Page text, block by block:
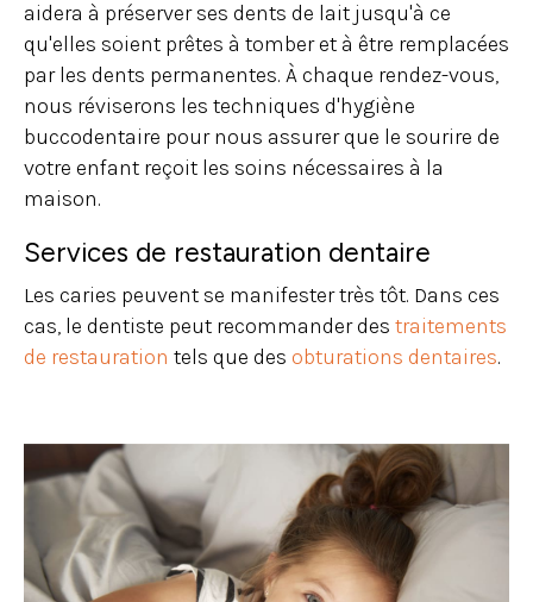
aidera à préserver ses dents de lait jusqu'à ce
qu'elles soient prêtes à tomber et à être remplacées
par les dents permanentes. À chaque rendez-vous,
nous réviserons les techniques d'hygiène
buccodentaire pour nous assurer que le sourire de
votre enfant reçoit les soins nécessaires à la
maison.
Services de restauration dentaire
Les caries peuvent se manifester très tôt. Dans ces
cas, le dentiste peut recommander des traitements
de restauration tels que des obturations dentaires.